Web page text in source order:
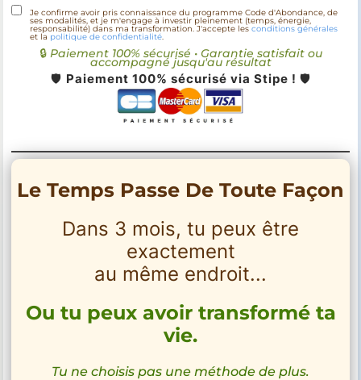
Je confirme avoir pris connaissance du programme Code d'Abondance, de
ses modalités, et je m'engage à investir pleinement (temps, énergie,
responsabilité) dans ma transformation. J'accepte les conditions générales
et la politique de confidentialité.
🔒Paiement 100% sécurisé • Garantie satisfait ou
accompagné jusqu'au résultat
🛡️ Paiement 100% sécurisé via Stipe ! 🛡️
Le Temps Passe De Toute Façon
Dans 3 mois, tu peux être
exactement
au même endroit...
Ou tu peux avoir transformé ta
vie.
Tu ne choisis pas une méthode de plus.